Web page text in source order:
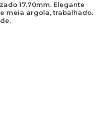
17.70mm. Elegante
meia argola, trabalhado.